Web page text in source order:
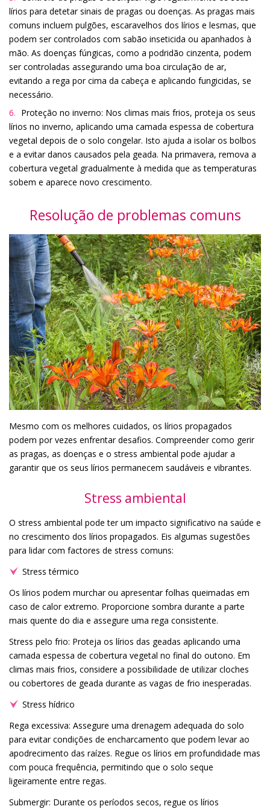
lírios para detetar sinais de pragas ou doenças. As pragas mais
comuns incluem pulgões, escaravelhos dos lírios e lesmas, que
podem ser controlados com sabão inseticida ou apanhados à
mão. As doenças fúngicas, como a podridão cinzenta, podem
ser controladas assegurando uma boa circulação de ar,
evitando a rega por cima da cabeça e aplicando fungicidas, se
necessário.
Proteção no inverno: Nos climas mais frios, proteja os seus
lírios no inverno, aplicando uma camada espessa de cobertura
vegetal depois de o solo congelar. Isto ajuda a isolar os bolbos
e a evitar danos causados pela geada. Na primavera, remova a
cobertura vegetal gradualmente à medida que as temperaturas
sobem e aparece novo crescimento.
Resolução de problemas comuns
Mesmo com os melhores cuidados, os lírios propagados
podem por vezes enfrentar desafios. Compreender como gerir
as pragas, as doenças e o stress ambiental pode ajudar a
garantir que os seus lírios permanecem saudáveis e vibrantes.
Stress ambiental
O stress ambiental pode ter um impacto significativo na saúde e
no crescimento dos lírios propagados. Eis algumas sugestões
para lidar com factores de stress comuns:
Stress térmico
Os lírios podem murchar ou apresentar folhas queimadas em
caso de calor extremo. Proporcione sombra durante a parte
mais quente do dia e assegure uma rega consistente.
Stress pelo frio: Proteja os lírios das geadas aplicando uma
camada espessa de cobertura vegetal no final do outono. Em
climas mais frios, considere a possibilidade de utilizar cloches
ou cobertores de geada durante as vagas de frio inesperadas.
Stress hídrico
Rega excessiva: Assegure uma drenagem adequada do solo
para evitar condições de encharcamento que podem levar ao
apodrecimento das raízes. Regue os lírios em profundidade mas
com pouca frequência, permitindo que o solo seque
ligeiramente entre regas.
Submergir: Durante os períodos secos, regue os lírios